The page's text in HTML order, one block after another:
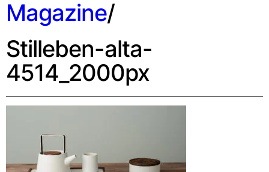
Magazine/
Stilleben-alta-
4514_2000px